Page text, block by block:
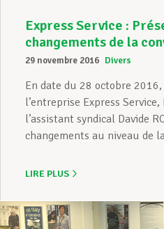
Express Service :
changements de la
29 novembre 2016 Divers
En date du 28 octobre 2016,
l’entreprise Express
l’assistant syndical Davide
changements au niveau de
LIRE PLUS